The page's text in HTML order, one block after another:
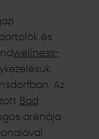
és
wellness-
Az
Bad
arénája